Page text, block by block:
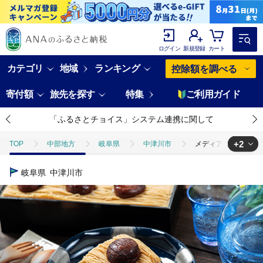
ログイン 新規登録 カート
カテゴリ 地域 ランキング 控除額を調べる
寄付額 旅先を探す 特集 ご利用ガイド
「ふるさとチョイス」システム連携に関して
TOP 中部地方 岐阜県 中津川市 メディアで多数紹介
TOP
TOP パン・菓子類 洋菓子 ケーキ メディアで多数
+2
岐阜県 中津川市